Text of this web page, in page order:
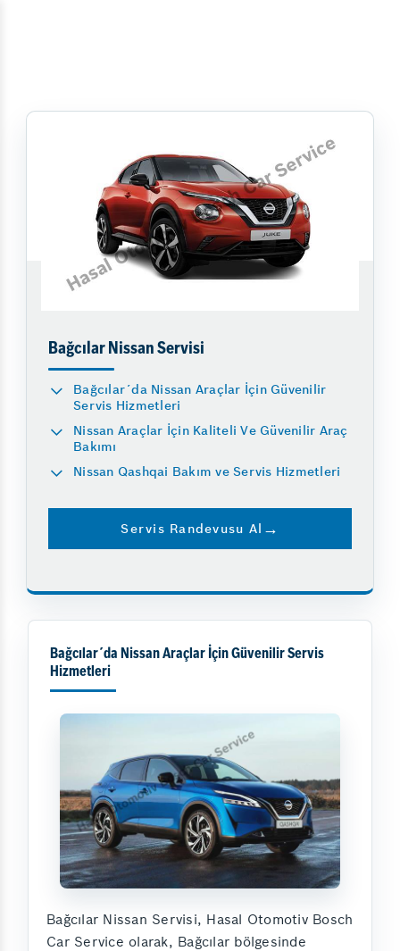
Bağcılar Nissan Servisi
Bağcılar´da Nissan Araçlar İçin Güvenilir
Servis Hizmetleri
Nissan Araçlar İçin Kaliteli Ve Güvenilir Araç
Bakımı
Nissan Qashqai Bakım ve Servis Hizmetleri
Servis Randevusu Al
Bağcılar´da Nissan Araçlar İçin Güvenilir Servis
Hizmetleri
Bağcılar Nissan Servisi, Hasal Otomotiv Bosch
Car Service olarak, Bağcılar bölgesinde